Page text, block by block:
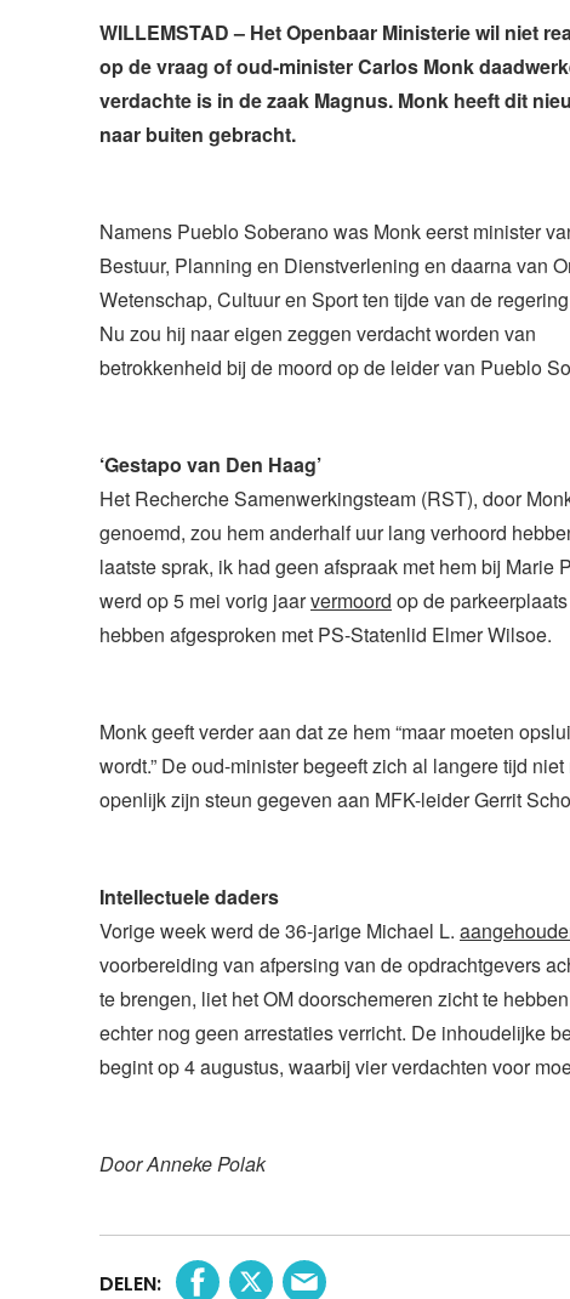
WILLEMSTAD – Het Openbaar Ministerie wil niet
op de vraag of oud-minister Carlos Monk
verdachte is in de zaak Magnus. Monk heeft dit
naar buiten gebracht.
Namens Pueblo Soberano was Monk eerst minister
Bestuur, Planning en Dienstverlening en daarna van
Wetenschap, Cultuur en Sport ten tijde van de
Nu zou hij naar eigen zeggen verdacht worden van
betrokkenheid bij de moord op de leider van Pueblo
‘Gestapo van Den Haag’
Het Recherche Samenwerkingsteam (RST), door
genoemd, zou hem anderhalf uur lang verhoord
laatste sprak, ik had geen afspraak met hem bij Marie
werd op 5 mei vorig jaarvermoord op de
hebben afgesproken met PS-Statenlid Elmer Wilsoe.
Monk geeft verder aan dat ze hem “maar moeten
wordt.” De oud-minister begeeft zich al langere tijd
openlijk zijn steun gegeven aan MFK-leider Gerrit
Intellectuele daders
Vorige week werd de 36-jarige Michael L.
voorbereiding van afpersing van de opdrachtgevers
te brengen, liet het OM doorschemeren zicht te
echter nog geen arrestaties verricht. De inhoudelijke
begint op 4 augustus, waarbij vier verdachten voor
Door Anneke Polak
DELEN: